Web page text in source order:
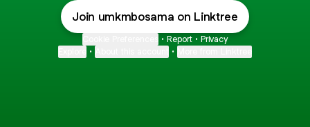
Join umkmbosama on Linktree
• Report • Privacy
• •